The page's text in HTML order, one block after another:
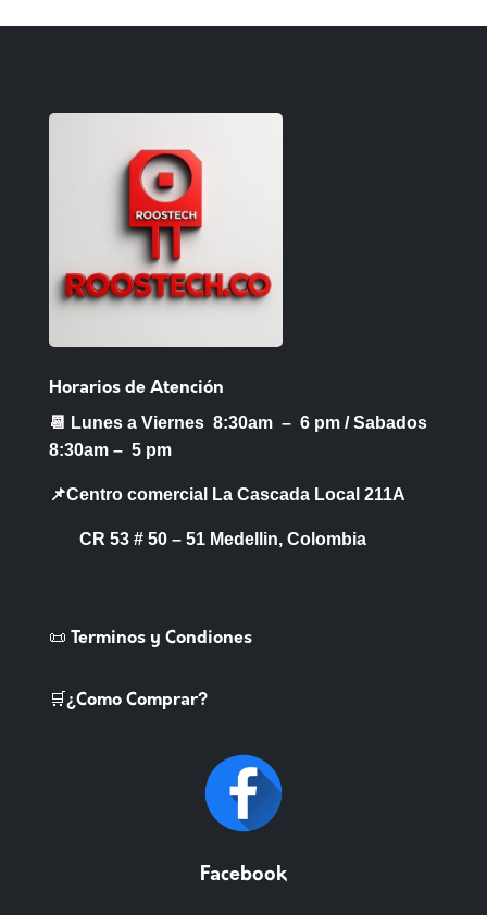
Horarios de Atención
📆 Lunes a Viernes 8:30am – 6 pm /Sabados
8:30am – 5 pm
📌Centro comercial La Cascada Local 211A
CR 53 # 50 – 51 Medellin, Colombia
📜 Terminos y Condiones
🛒¿Como Comprar?
Facebook